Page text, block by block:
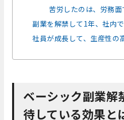
苦労したのは、労務面
副業を解禁して1年、社内
社員が成長して、生産性の
ベーシック副業解
待している効果と